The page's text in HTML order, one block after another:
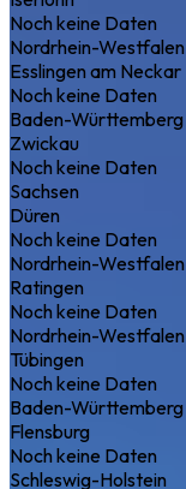
Noch keine Daten
Nordrhein-Westfalen
Esslingen am Neckar
Noch keine Daten
Baden-Württemberg
Zwickau
Noch keine Daten
Sachsen
Düren
Noch keine Daten
Nordrhein-Westfalen
Ratingen
Noch keine Daten
Nordrhein-Westfalen
Tübingen
Noch keine Daten
Baden-Württemberg
Flensburg
Noch keine Daten
Schleswig-Holstein